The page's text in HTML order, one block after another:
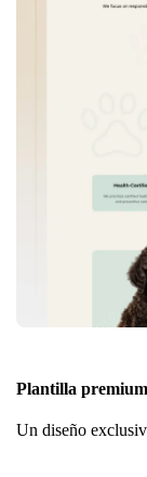
Plantilla
Un diseño